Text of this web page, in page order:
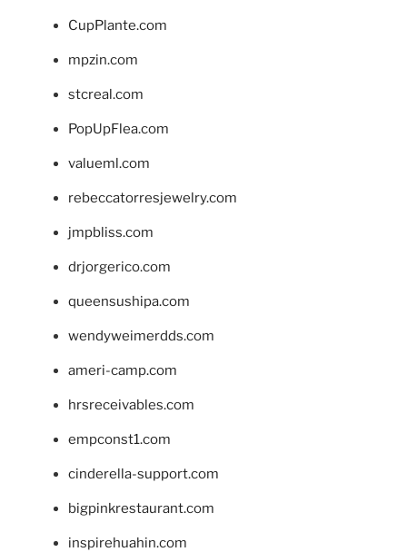
CupPlante.com
mpzin.com
stcreal.com
PopUpFlea.com
valueml.com
rebeccatorresjewelry.com
jmpbliss.com
drjorgerico.com
queensushipa.com
wendyweimerdds.com
ameri-camp.com
hrsreceivables.com
empconst1.com
cinderella-support.com
bigpinkrestaurant.com
inspirehuahin.com